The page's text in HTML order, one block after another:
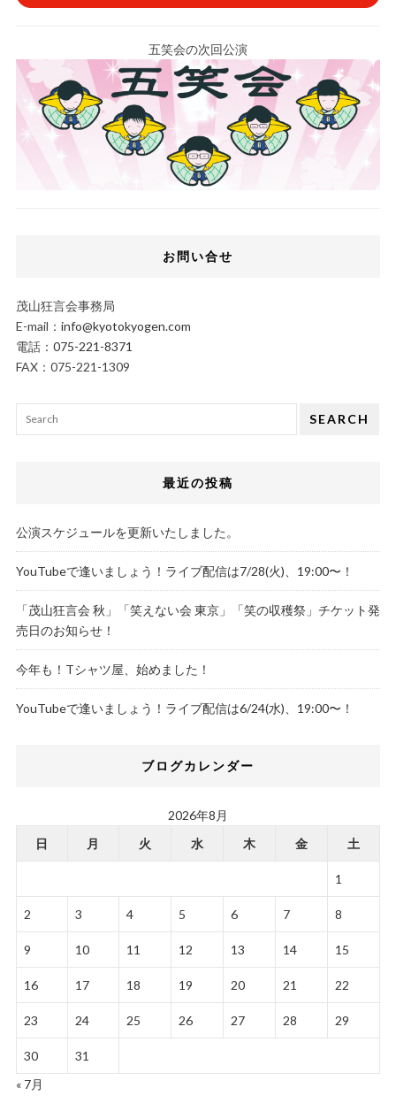
五笑会の次回公演
お問い合せ
茂山狂言会事務局
E-mail： info@kyotokyogen.com
電話： 075-221-8371
FAX：075-221-1309
SEARCH
最近の投稿
公演スケジュールを更新いたしました。
YouTubeで逢いましょう！ライブ配信は7/28(火)、19:00〜！
「茂山狂言会 秋」「笑えない会 東京」「笑の収穫祭」チケット発
売日のお知らせ！
今年も！Tシャツ屋、始めました！
YouTubeで逢いましょう！ライブ配信は6/24(水)、19:00〜！
ブログカレンダー
2026年8月
日
月 火 水 木 金 土
1
2 3 4 5 6 7 8
9 10 11 12 13 14 15
16 17 18 19 20 21 22
23 24 25 26 27 28 29
30
31
« 7月